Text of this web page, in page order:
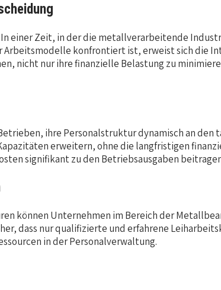
einer Zeit, in der die metallverarbeitende
konfrontiert ist, erweist sich die
nicht nur ihre finanzielle Belastung zu
ihre Personalstruktur dynamisch an den
erweitern, ohne die langfristigen
signifikant zu den Betriebsausgaben
können Unternehmen im Bereich der
dass nur qualifizierte und erfahrene
in der Personalverwaltung.